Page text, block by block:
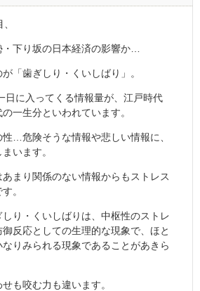
下り坂の日本経済の影響か…
「歯ぎしり・くいしばり」。
日に入ってくる情報量が、江戸時代
一生分といわれています。
…危険そうな情報や悲しい情報に、
います。
まり関係のない情報からもストレス
。
り・くいしばりは、中枢性のストレ
反応としての生理的な現象で、ほと
りみられる現象であることがあきら
も咬む力も違います。